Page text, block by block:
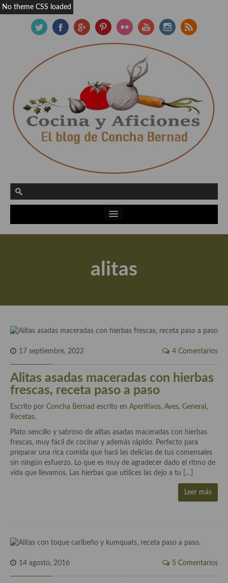
Actualidad y recomendaciones
Apuntes, estudios sobre temas interesantes e importantes
Flores en la cocina recetas
Técnicas de emplatado
El mundo del vino y las bebidas
Tiendas especiales
En la mesa: menaje, vajilla, técnicas de emplatado, decoración
Especias, hierbas, condimentos, espesantes y aditivos
Historia de la gastronomía, platos celebres, cocineros, críticos,
historias culinarias y otras cosas
alitas
17 septiembre, 2022 4 Comentarios
Alitas asadas maceradas con hierbas
frescas, receta paso a paso
Escrito por Concha Bernad escrito en Aperitivos, Aves, General ,
Recetas.
Plato sencillo y sabroso de alitas asadas maceradas con hierbas
frescas, muy fácil de cocinar y además rápido. Perfecto para
preparar una rica comida que hará las delicias de tus comensales
sin ningún esfuerzo. Lo que es muy de agradecer dado el ritmo de
vida que llevamos. Las hierbas que utilices las dejo a tu […]
Leer más
14 agosto, 2016 5 Comentarios
No theme CSS loaded